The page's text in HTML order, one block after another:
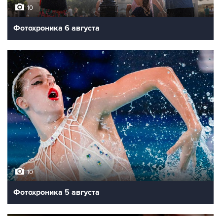
10
Фотохроника 6 августа
10
Фотохроника 5 августа